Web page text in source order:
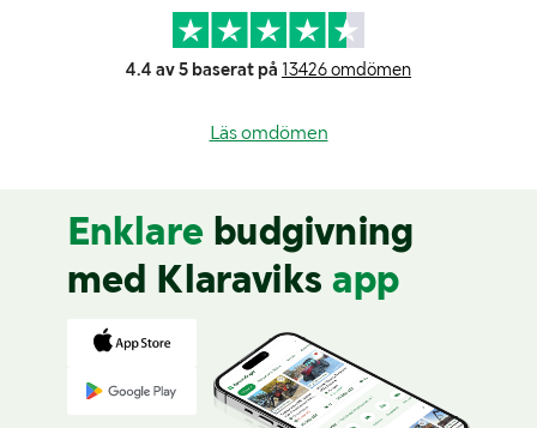
4.4 av 5 baserat på 13426 omdömen
Läs omdömen
Enklare budgivning
med Klaraviks app